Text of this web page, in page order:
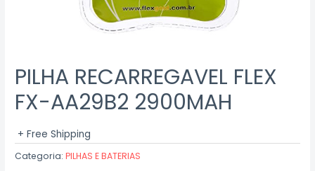
PILHA RECARREGAVEL FLEX
FX-AA29B2 2900MAH
+ Free Shipping
Categoria:PILHAS E BATERIAS